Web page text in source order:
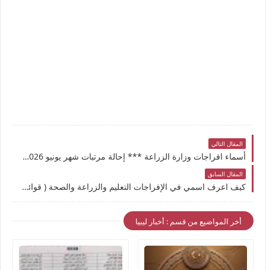
المقال التالي
أسماء افراجات وزارة الزراعة *** إحالة مرتبات شهر يونيو 2026 للمركزي تضمنت إفراج مالي جديد بلغ 10,626 موظفًا وموظفة
المقال السابق
كيف اعرف اسمي في الإفراجات التعليم والزراعة والصحة ( قوائم الأسماء المشمولة بالإفراجات اليوم 24 يونيو) وتضمين مرتباتهم لشهر 6
أخر المواضيع من قسم : أخبار ليبيا